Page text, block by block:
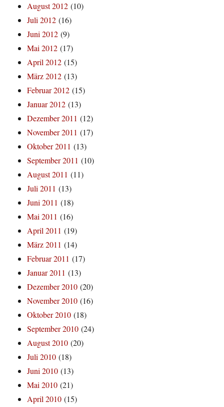
August 2012 (10)
Juli 2012 (16)
Juni 2012 (9)
Mai 2012 (17)
April 2012 (15)
März 2012 (13)
Februar 2012 (15)
Januar 2012 (13)
Dezember 2011 (12)
November 2011 (17)
Oktober 2011 (13)
September 2011 (10)
August 2011 (11)
Juli 2011 (13)
Juni 2011 (18)
Mai 2011 (16)
April 2011 (19)
März 2011 (14)
Februar 2011 (17)
Januar 2011 (13)
Dezember 2010 (20)
November 2010 (16)
Oktober 2010 (18)
September 2010 (24)
August 2010 (20)
Juli 2010 (18)
Juni 2010 (13)
Mai 2010 (21)
April 2010 (15)